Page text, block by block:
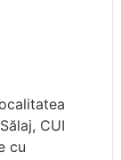
CUI
cu